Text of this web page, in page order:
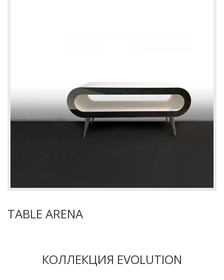
TABLE ARENA
КОЛЛЕКЦИЯ EVOLUTION